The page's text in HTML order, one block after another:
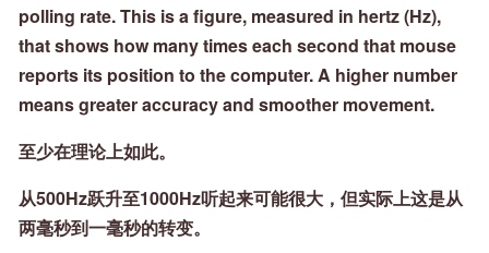
polling rate. This is a figure, measured in hertz (Hz),
that shows how many times each second that mouse
reports its position to the computer. A higher number
means greater accuracy and smoother movement.
至少在理论上如此。
从500Hz跃升至1000Hz听起来可能很大，但实际上这是从
两毫秒到一毫秒的转变。